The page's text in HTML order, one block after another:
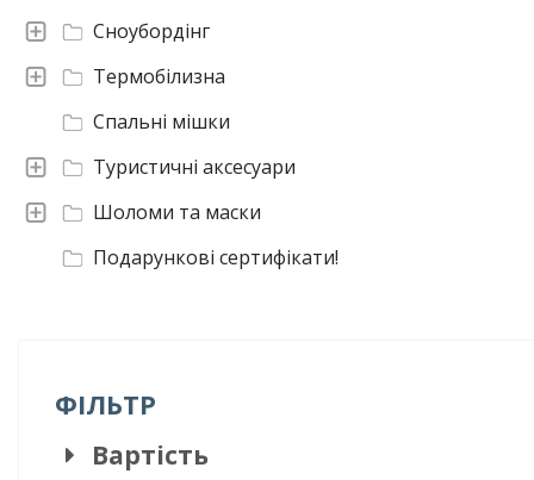
Подарункові сертифікати!
Шоломи та маски
Туристичні аксесуари
Спальні мішки
Термобілизна
Сноубордінг
ФІЛЬТР
Вартість